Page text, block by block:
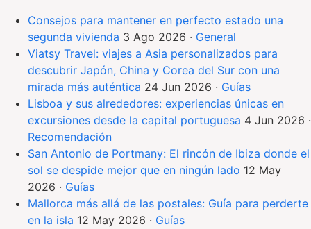
Consejos para mantener en perfecto estado una
segunda vivienda 3 Ago 2026 · General
Viatsy Travel: viajes a Asia personalizados para
descubrir Japón, China y Corea del Sur con una
mirada más auténtica 24 Jun 2026 · Guías
Lisboa y sus alrededores: experiencias únicas en
excursiones desde la capital portuguesa 4 Jun 2026 ·
Recomendación
San Antonio de Portmany: El rincón de Ibiza donde el
sol se despide mejor que en ningún lado 12 May
2026 · Guías
Mallorca más allá de las postales: Guía para perderte
en la isla 12 May 2026 · Guías